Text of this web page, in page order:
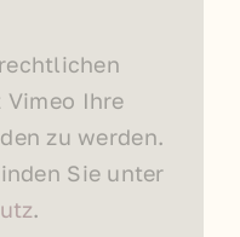
Ihre
zu werden.
Sie unter
.